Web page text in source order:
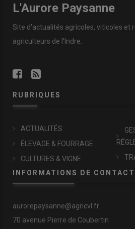
L'Aurore Paysanne
Site d'actualités agricoles, viticoles et
agriculteurs de l'Indre.
RUBRIQUES
ACTUALITÉS
ÉLEVAGE & FOURRAGE
CULTURES & VIGNE
INFORMATIONS DE CONTACT
aurorepaysanne@agricvl.fr
70 avenue Pierre de Coubertin